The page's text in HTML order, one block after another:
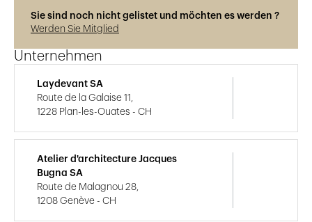
Sie sind noch nicht gelistet und möchten es werden ?
Werden Sie Mitglied
Unternehmen
Laydevant SA
Route de la Galaise 11,
1228 Plan-les-Ouates - CH
Atelier d'architecture Jacques
Bugna SA
Route de Malagnou 28,
1208 Genève - CH